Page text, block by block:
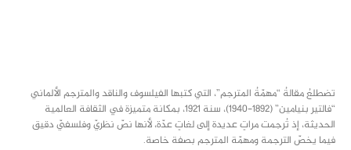
تضطلعُ مقالةُ “مهمّةُ المترجم”، التي كتبها الفيلسوف والناقد والمترجم الألماني
“فالتير بنيامين” (1892-1940)، سنة 1921، بمكانة متميزة في الثقافة العالمية
الحديثة، إذ تُرجمت مراتٍ عديدة إلى لغاتٍ عدّة، لأنها نصّ نظريّ وفلسفيّ دقيق
فيما يخصّ الترجمة ومهمّة المترجم بصفة خاصة.